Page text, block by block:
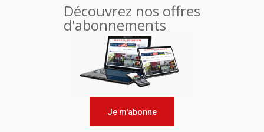
Découvrez nos offres
d'abonnements
Je m'abonne